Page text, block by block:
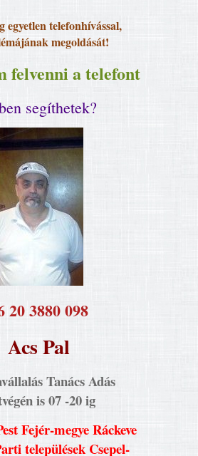
egyetlen telefonhívással,
megoldását!
felvenni a telefont
segíthetek?
20 3880 098
Acs Pal
Tanács Adás
is 07 -20 ig
Fejér-megye Ráckeve
települések Csepel-